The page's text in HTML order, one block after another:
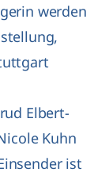
werden
Elbert-
Kuhn
ist